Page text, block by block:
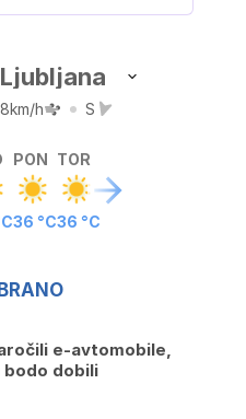
Ljubljana
8km/h S
PON
36 °C
TOR
36 °C
e-avtomobile,
bodo dobili